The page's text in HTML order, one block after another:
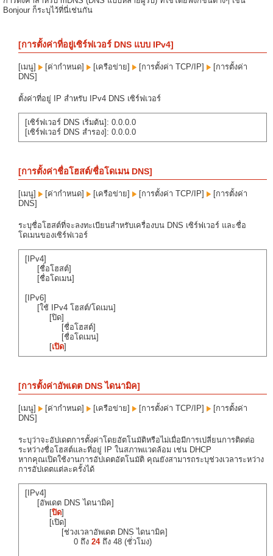
Bonjour ก็ระบุไว้ที่นี่เช่นกัน
[การตั้งค่าที่อยู่เซิร์ฟเวอร์ DNS แบบ IPv4]
[เมนู] [ค่ากำหนด] [เครือข่าย] [การตั้งค่า TCP/IP]
[การตั้งค่า
DNS]
ตั้งค่าที่อยู่ IP สำหรับ IPv4 DNS เซิร์ฟเวอร์
[เซิร์ฟเวอร์ DNS เริ่มต้น]: 0.0.0.0
[เซิร์ฟเวอร์ DNS สำรอง]: 0.0.0.0
[การตั้งค่าชื่อโฮสต์/ชื่อโดเมน DNS]
[เมนู] [ค่ากำหนด] [เครือข่าย] [การตั้งค่า TCP/IP]
[การตั้งค่า
DNS]
ระบุชื่อโฮสต์ที่จะลงทะเบียนสำหรับเครื่องบน DNS เซิร์ฟเวอร์ และชื่อ
โดเมนของเซิร์ฟเวอร์
[IPv4]
[ชื่อโฮสต์]
[ชื่อโดเมน]
[IPv6]
[ใช้ IPv4 โฮสต์/โดเมน]
[ปิด]
[ชื่อโฮสต์]
[ชื่อโดเมน]
[เปิด]
[การตั้งค่าอัพเดต DNS ไดนามิค]
[เมนู] [ค่ากำหนด] [เครือข่าย] [การตั้งค่า TCP/IP]
[การตั้งค่า
DNS]
ระบุว่าจะอัปเดตการตั้งค่าโดยอัตโนมัติหรือไม่เมื่อมีการเปลี่ยนการติดต่อ
ระหว่างชื่อโฮสต์และที่อยู่ IP ในสภาพแวดล้อม เช่น DHCP
หากคุณเปิดใช้งานการอัปเดตอัตโนมัติ คุณยังสามารถระบุช่วงเวลาระหว่าง
การอัปเดตแต่ละครั้งได้
[IPv4]
[อัพเดต DNS ไดนามิค]
[ปิด]
[เปิด]
[ช่วงเวลาอัพเดต DNS ไดนามิค]
0 ถึง 24ถึง 48 (ชั่วโมง)